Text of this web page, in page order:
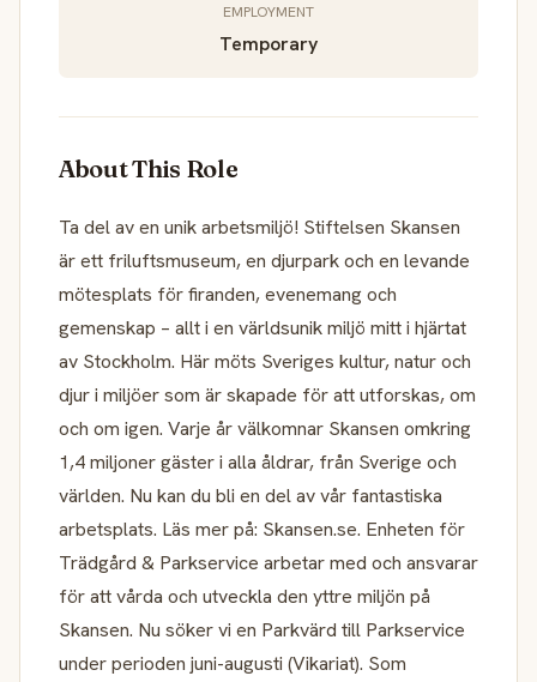
EMPLOYMENT
Temporary
About This Role
Ta del av en unik arbetsmiljö! Stiftelsen Skansen
är ett friluftsmuseum, en djurpark och en levande
mötesplats för firanden, evenemang och
gemenskap – allt i en världsunik miljö mitt i hjärtat
av Stockholm. Här möts Sveriges kultur, natur och
djur i miljöer som är skapade för att utforskas, om
och om igen. Varje år välkomnar Skansen omkring
1,4 miljoner gäster i alla åldrar, från Sverige och
världen. Nu kan du bli en del av vår fantastiska
arbetsplats. Läs mer på: Skansen.se. Enheten för
Trädgård & Parkservice arbetar med och ansvarar
för att vårda och utveckla den yttre miljön på
Skansen. Nu söker vi en Parkvärd till Parkservice
under perioden juni-augusti (Vikariat). Som